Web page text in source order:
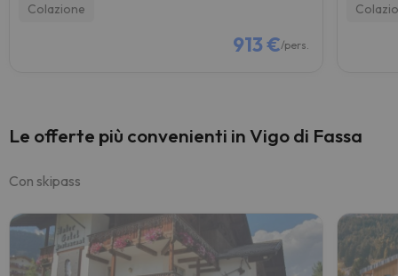
Colazione
913 €/pers.
Le offerte più convenienti in Vigo di Fassa
Con skipass